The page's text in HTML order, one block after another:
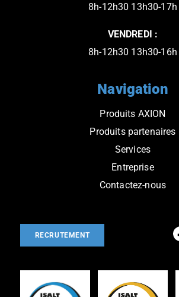
8h-12h30 13h30-17h
VENDREDI :
8h-12h30 13h30-16h
Navigation
Produits AXION
Produits partenaires
Services
Entreprise
Contactez-nous
RECRUTEMENT